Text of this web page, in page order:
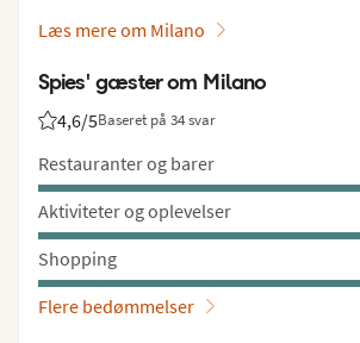
Læs mere om Milano
Spies' gæster om Milano
4,6/5Baseret på 34 svar
Bedømmelse fra Spies gæster: 4.6/5
Restauranter og barer
Aktiviteter og oplevelser
Shopping
Flere bedømmelser